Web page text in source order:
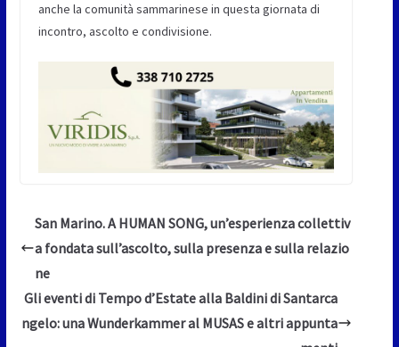
anche la comunità sammarinese in questa giornata di
incontro, ascolto e condivisione.
San Marino. A HUMAN SONG, un’esperienza collettiv
a fondata sull’ascolto, sulla presenza e sulla relazio
ne
Gli eventi di Tempo d’Estate alla Baldini di Santarca
ngelo: una Wunderkammer al MUSAS e altri appunta